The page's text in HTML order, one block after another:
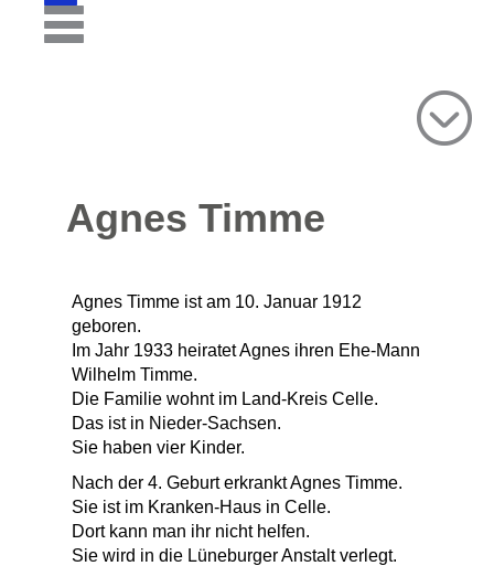
Agnes Timme
Agnes Timme ist am 10. Januar 1912
geboren.
Im Jahr 1933 heiratet Agnes ihren Ehe-Mann
Wilhelm Timme.
Die Familie wohnt im Land-Kreis Celle.
Das ist in Nieder-Sachsen.
Sie haben vier Kinder.
Nach der 4. Geburt erkrankt Agnes Timme.
Sie ist im Kranken-Haus in Celle.
Dort kann man ihr nicht helfen.
Sie wird in die Lüneburger Anstalt verlegt.